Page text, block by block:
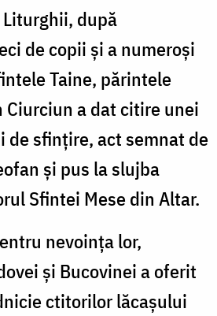
după
de copii și a numeroși
Taine, părintele
Ciurciun a dat citire unei
de sfinţire, act semnat de
şi pus la slujba
Sfintei Mese din Altar.
nevoința lor,
și Bucovinei a oferit
ctitorilor lăcaşului